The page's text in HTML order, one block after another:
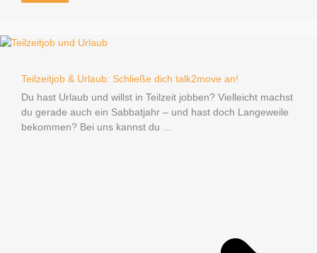
Teilzeitjob & Urlaub: Schließe dich talk2move an!
Du hast Urlaub und willst in Teilzeit jobben? Vielleicht machst
du gerade auch ein Sabbatjahr – und hast doch Langeweile
bekommen? Bei uns kannst du ...